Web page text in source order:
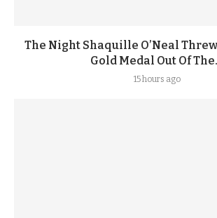
The Night Shaquille O’Neal
Gold Medal Out Of
15 hours ago